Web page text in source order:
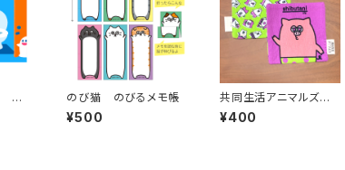
ポ
のび猫 のびるメモ帳
¥500
共同生活アニマルズ
布製コースター（渋谷）
¥400